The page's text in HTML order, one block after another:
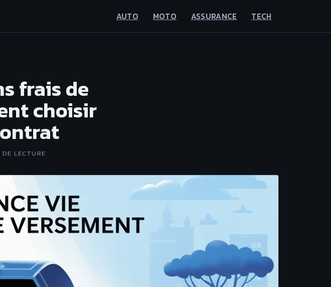
AUTO MOTO ASSURANCE TECH
frais de
choisir
DE LECTURE